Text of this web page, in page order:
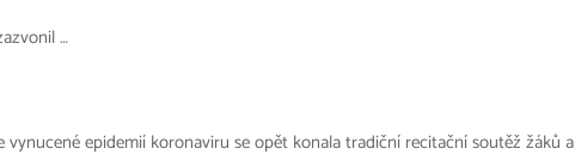
…
vynucené epidemií koronaviru se opět konala tradiční recitační soutěž žáků a